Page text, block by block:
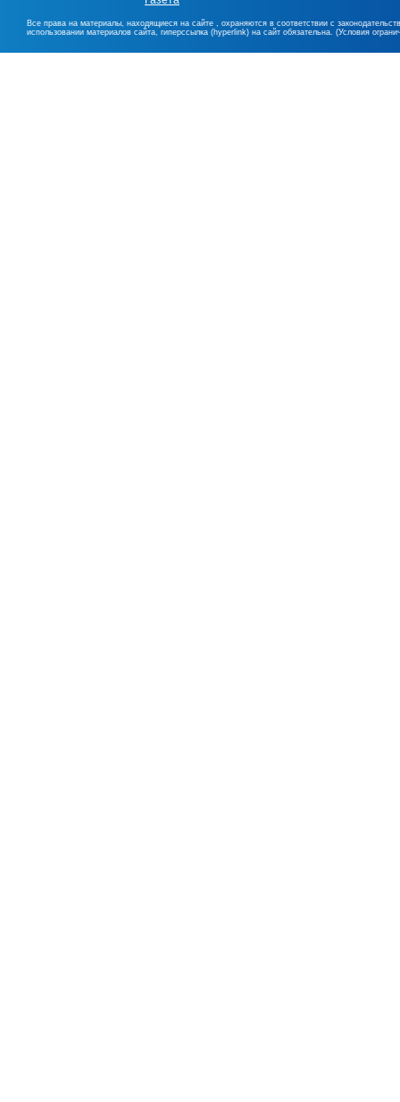
Все права на материалы, находящиеся на сайте , охраняются в соответствии с
использовании материалов сайта, гиперссылка (hyperlink) на сайт обязательна. (Условия